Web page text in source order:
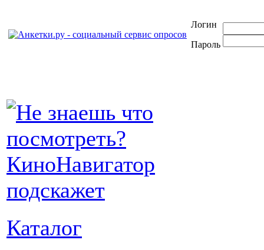
Логин
Пароль
Каталог